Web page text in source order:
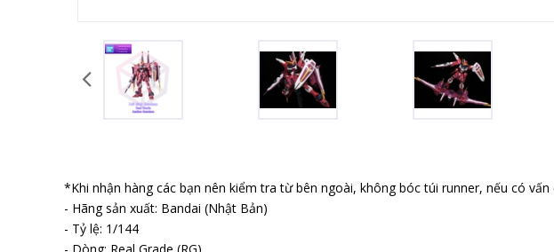
*Khi nhận hàng các bạn nên kiểm tra từ bên ngoài, không bóc túi runner, nếu có
- Hãng sản xuất: Bandai (Nhật Bản)
- Tỷ lệ: 1/144